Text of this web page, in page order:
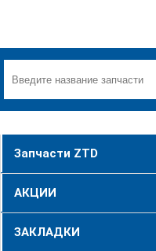
Запчасти ZTD
АКЦИИ
ЗАКЛАДКИ